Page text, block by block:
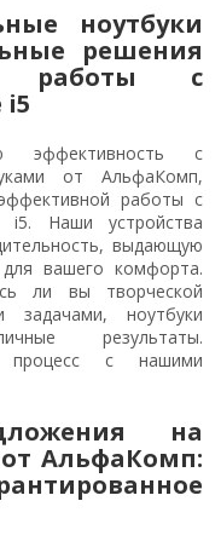
ноутбуки
решения
работы с
i5
эффективность с
от АльфаКомп,
работы с
Наши устройства
выдающую
вашего комфорта.
ли вы творческой
ноутбуки
результаты.
процесс с нашими
на
АльфаКомп: